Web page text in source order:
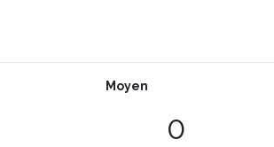
Moyen
0